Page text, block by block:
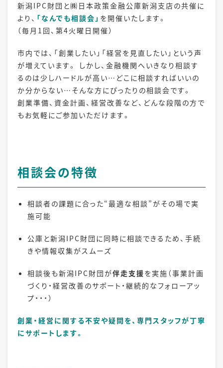
新潟IPC財団と㈱日本政策金融公庫新潟支店の共催に
より、 「なんでも相談会」 を開催いたします。
（毎月1回、第4火曜日開催）
市内では、「創業したい」「経営を見直したい」という声
が増えています。 しかし、金融機関へいきなり相談す
るのは少しハードルが高い…どこに相談すればいいの
か分からない…そんな方にぴったりの相談会です。
創業準備、資金計画、経営改善など、どんな段階の方で
もお気軽にご参加いただけます。
相談会の特徴
相談者の課題に合った“最適な相談”がその場で実
施可能
公庫と新潟IPC財団に同時に相談できるため、手続
きや情報収集がスムーズ
相談後も新潟IPC財団が伴走支援を実施（事業計画
づくり・経営改善のサポート・継続的なフォローアッ
プ・・・）
創業・経営に関する不安や疑問を、専門スタッフが丁寧
にサポートします。